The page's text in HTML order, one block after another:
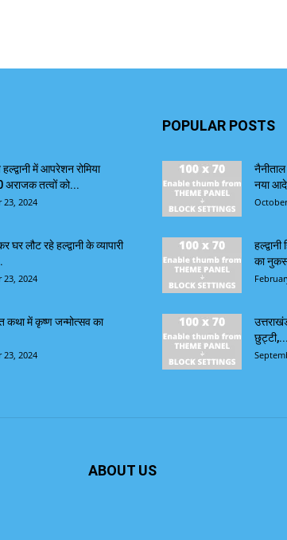
में आपरेशन रोमिया
अराजक तत्वों को...
23, 2024
घर लौट रहे हल्द्वानी के व्यापारी
23, 2024
कथा में कृष्ण जन्मोत्सव का
23, 2024
POPULAR POSTS
नया
का
छुट्टी,...
ABOUT US